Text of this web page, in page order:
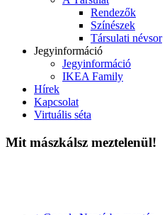
Rendezők
Színészek
Társulati névsor
Jegyinformáció
Jegyinformáció
IKEA Family
Hírek
Kapcsolat
Virtuális séta
Mit mászkálsz meztelenül!